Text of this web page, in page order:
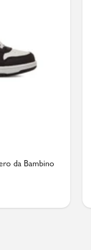
da Bambino